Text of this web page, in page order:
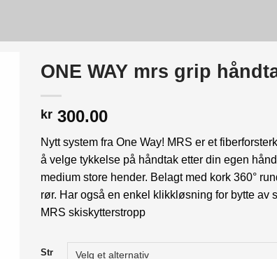
ONE WAY mrs grip
kr 300.00
Nytt system fra One Way! MRS er et
å velge tykkelse på håndtak etter din egen
medium store hender. Belagt med kork 360°
rør. Har også en enkel klikkløsning for bytte av
MRS skiskytterstropp
Str